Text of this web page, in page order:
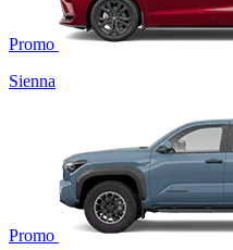
Promo
Sienna
Promo